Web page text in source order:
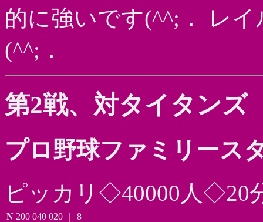
的に強いです(^^;． レ
(^^;．
第2戦、対タイタンズ
プロ野球ファミリース
ピッカリ◇40000人◇20
N 200 040 020
8